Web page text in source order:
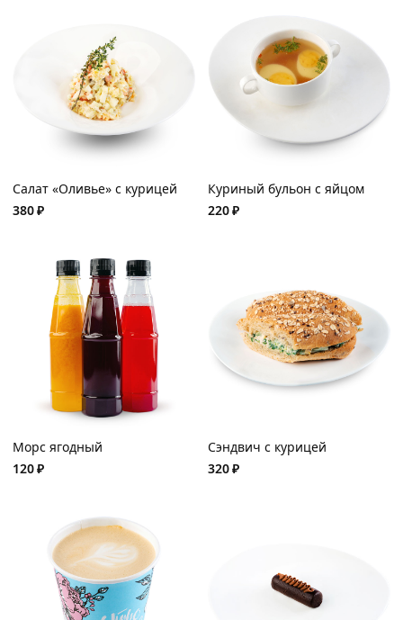
Салат «Оливье» с курицей
380₽
Куриный бульон с яйцом
220₽
Морс ягодный
120₽
Сэндвич с курицей
320₽